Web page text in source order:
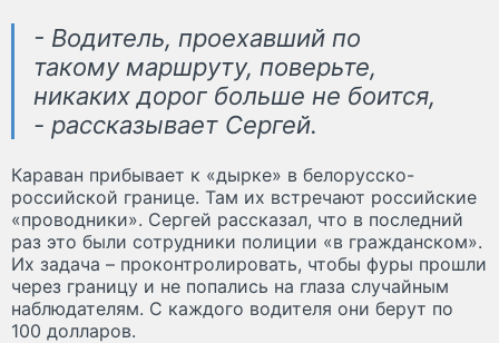
- Водитель, проехавший по
такому маршруту, поверьте,
никаких дорог больше не боится,
- рассказывает Сергей.
Караван прибывает к «дырке» в белорусско-
российской границе. Там их встречают российские
«проводники». Сергей рассказал, что в последний
раз это были сотрудники полиции «в гражданском».
Их задача – проконтролировать, чтобы фуры прошли
через границу и не попались на глаза случайным
наблюдателям. С каждого водителя они берут по
100 долларов.